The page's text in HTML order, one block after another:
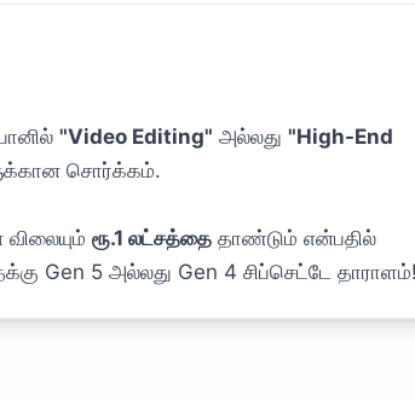
"Video Editing" அல்லது "High-End
சொர்க்கம்.
ரூ.1 லட்சத்தைதாண்டும் என்பதில்
Gen 5 அல்லது Gen 4 சிப்செட்டே